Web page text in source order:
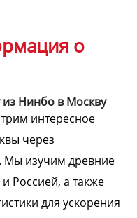
о
Нинбо в Москву
интересное
через
Мы изучим древние
Россией, а также
для ускорения